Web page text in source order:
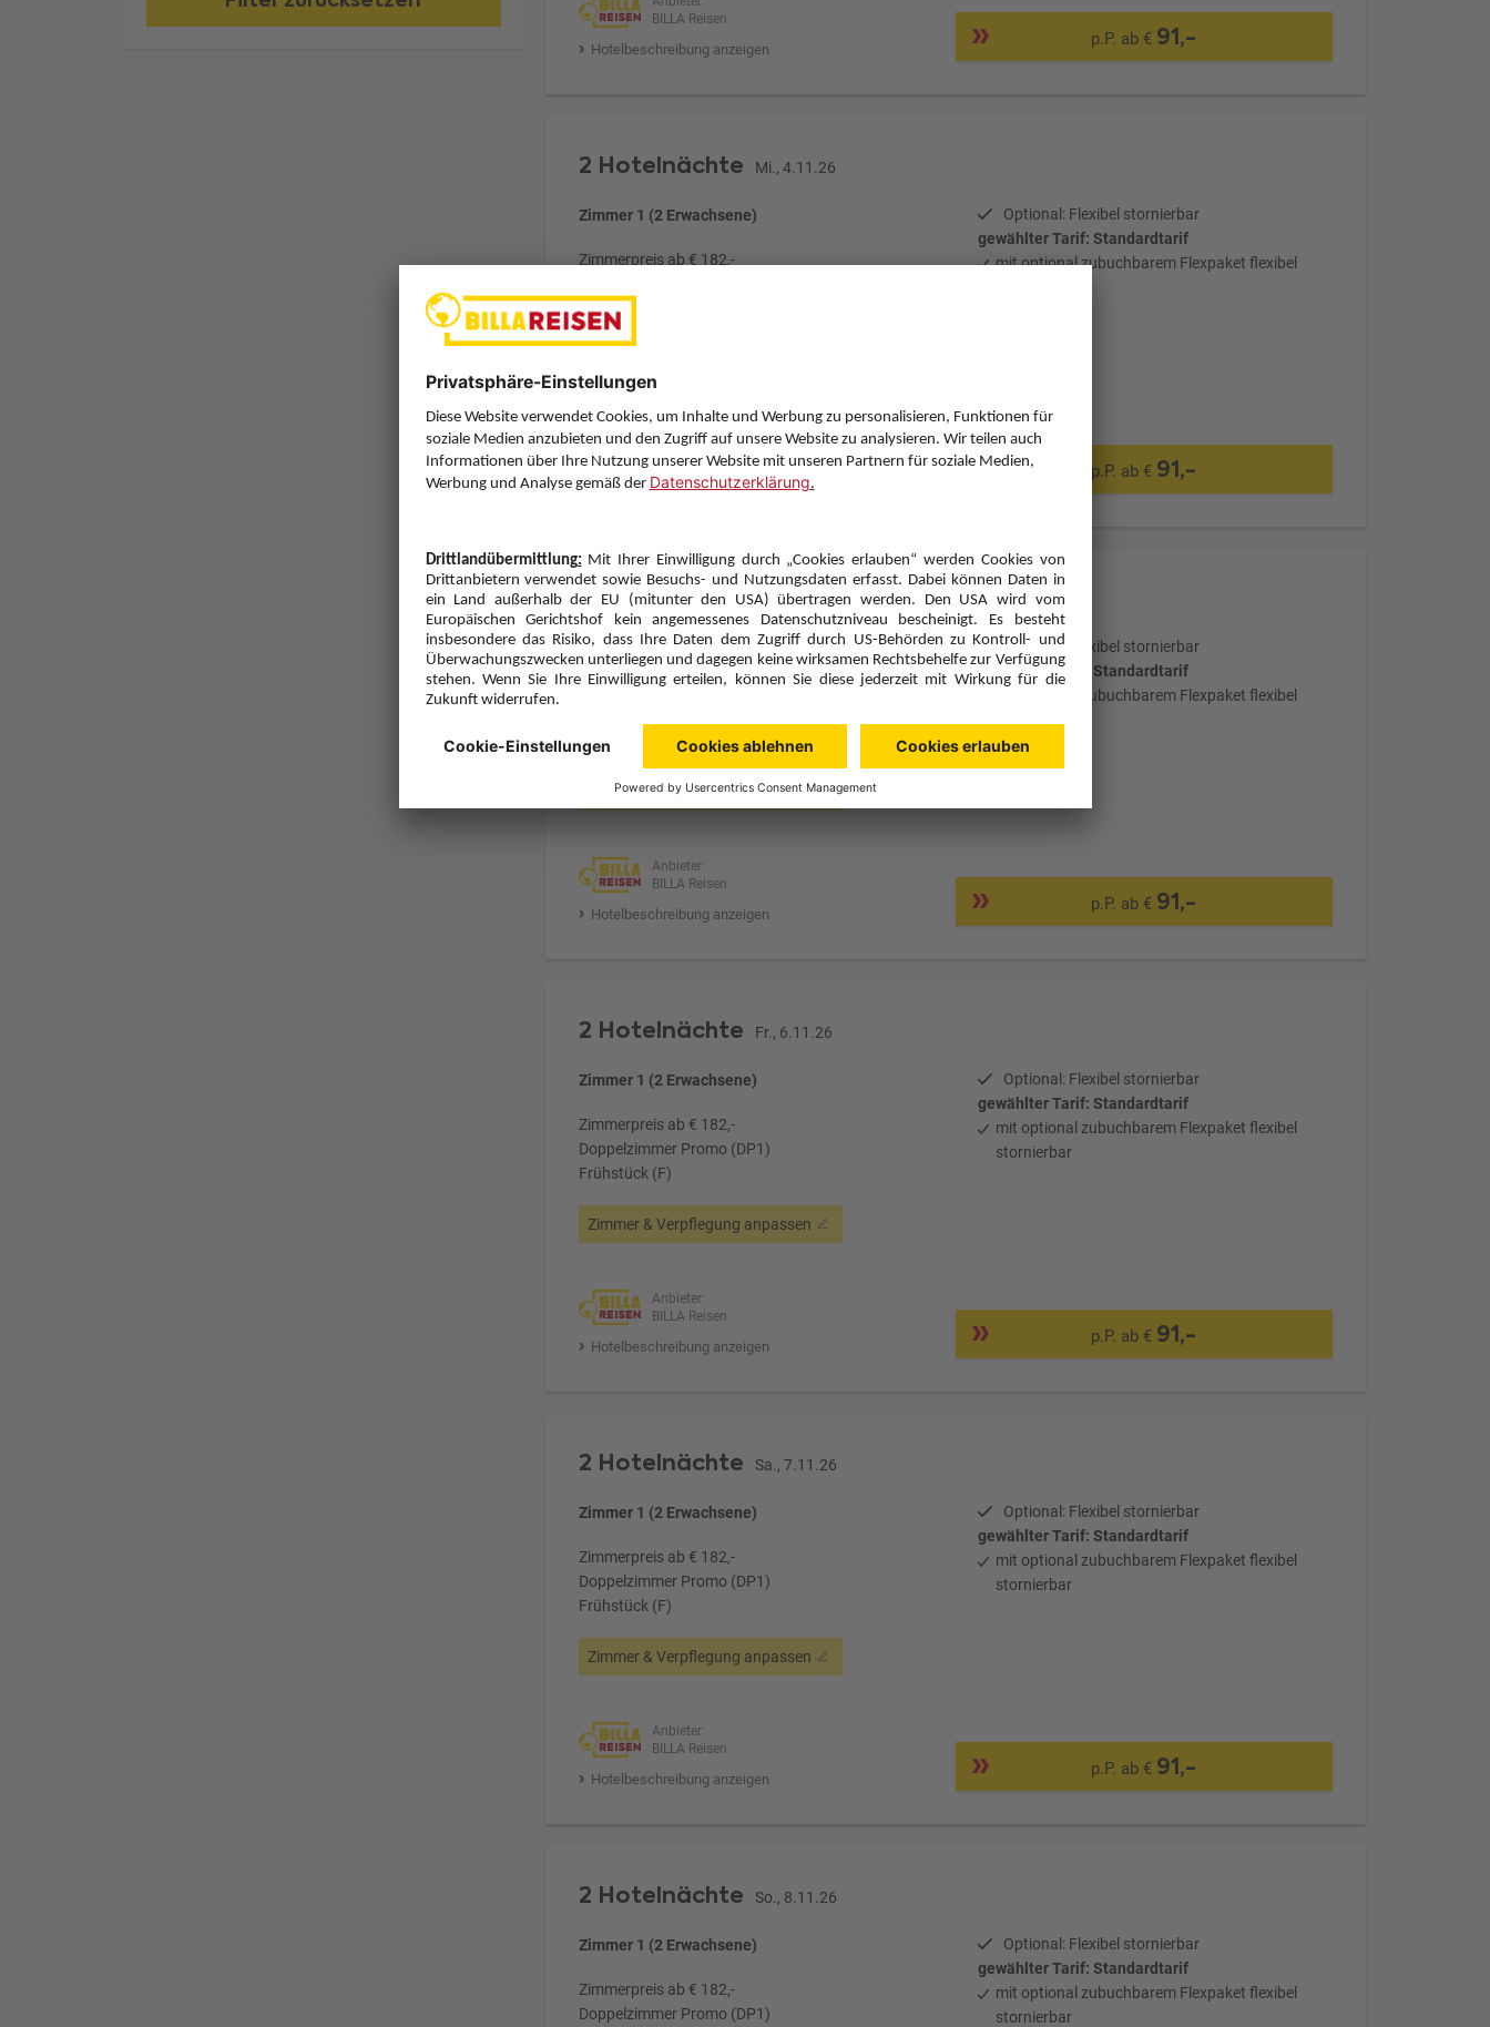
BILLA Reisen
Hotelbeschreibung anzeigen
p.P. ab € 91,-
2 Hotelnächte Mi., 4.11.26
Zimmer 1 (2 Erwachsene)
Zimmerpreis ab € 182,-
Frühstück (F)
Optional: Flexibel stornierbar
gewählter Tarif: Standardtarif
mit optional zubuchbarem Flexpaket flexibel
Anbieter:
BILLA Reisen
Hotelbeschreibung anzeigen
p.P. ab € 91,-
2 Hotelnächte Do., 5.11.26
Zimmer 1 (2 Erwachsene)
Zimmerpreis ab € 182,-
Frühstück (F)
Zimmer & Verpflegung anpassen
Optional: Flexibel stornierbar
gewählter Tarif: Standardtarif
mit optional zubuchbarem Flexpaket flexibel
Anbieter:
BILLA Reisen
Hotelbeschreibung anzeigen
p.P. ab € 91,-
2 Hotelnächte Fr., 6.11.26
Zimmer 1 (2 Erwachsene)
Zimmerpreis ab € 182,-
Doppelzimmer Promo (DP1)
Frühstück (F)
Zimmer & Verpflegung anpassen
Optional: Flexibel stornierbar
gewählter Tarif: Standardtarif
mit optional zubuchbarem Flexpaket flexibel
stornierbar
Anbieter:
BILLA Reisen
Hotelbeschreibung anzeigen
p.P. ab € 91,-
2 Hotelnächte Sa., 7.11.26
Zimmer 1 (2 Erwachsene)
Zimmerpreis ab € 182,-
Doppelzimmer Promo (DP1)
Frühstück (F)
Zimmer & Verpflegung anpassen
Optional: Flexibel stornierbar
gewählter Tarif: Standardtarif
mit optional zubuchbarem Flexpaket flexibel
stornierbar
Anbieter:
BILLA Reisen
Hotelbeschreibung anzeigen
p.P. ab € 91,-
2 Hotelnächte So., 8.11.26
Zimmer 1 (2 Erwachsene)
Zimmerpreis ab € 182,-
Doppelzimmer Promo (DP1)
Optional: Flexibel stornierbar
gewählter Tarif: Standardtarif
mit optional zubuchbarem Flexpaket flexibel
stornierbar